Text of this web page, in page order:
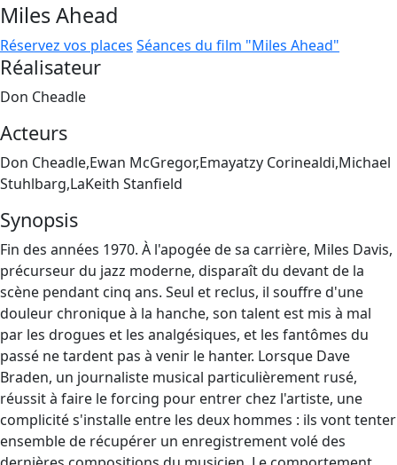
Miles Ahead
Réservez vos places Séances du film "Miles Ahead"
Réalisateur
Don Cheadle
Acteurs
Don Cheadle,Ewan McGregor,Emayatzy Corinealdi,Michael
Stuhlbarg,LaKeith Stanfield
Synopsis
Fin des années 1970. À l'apogée de sa carrière, Miles Davis,
précurseur du jazz moderne, disparaît du devant de la
scène pendant cinq ans. Seul et reclus, il souffre d'une
douleur chronique à la hanche, son talent est mis à mal
par les drogues et les analgésiques, et les fantômes du
passé ne tardent pas à venir le hanter. Lorsque Dave
Braden, un journaliste musical particulièrement rusé,
réussit à faire le forcing pour entrer chez l'artiste, une
complicité s'installe entre les deux hommes : ils vont tenter
ensemble de récupérer un enregistrement volé des